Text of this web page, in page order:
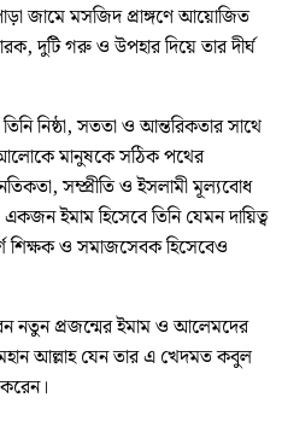
জামে মসজিদ প্রাঙ্গণে আয়োজিত
দুটি গরু ও উপহার দিয়ে তার দীর্ঘ
নিষ্ঠা, সততা ও আন্তরিকতার সাথে
মানুষকে সঠিক পথের
সম্প্রীতি ও ইসলামী মূল্যবোধ
ইমাম হিসেবে তিনি যেমন দায়িত্ব
ও সমাজসেবক হিসেবেও
নতুন প্রজন্মের ইমাম ও আলেমদের
আল্লাহ যেন তার এ খেদমত কবুল